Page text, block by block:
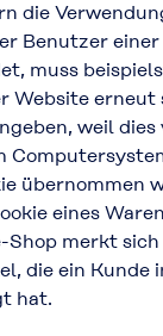
die
Benutzer einer
muss
Website erneut
weil dies
übernommen
eines
Shop merkt
die ein Kunde
hat.